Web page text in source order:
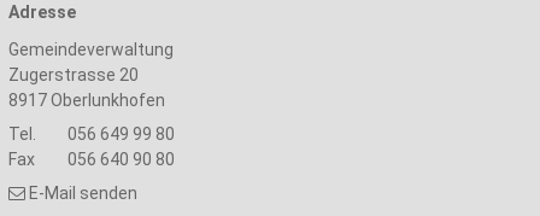
Adresse
Gemeindeverwaltung
Zugerstrasse 20
8917 Oberlunkhofen
Tel.
056 649 99 80
Fax
056 640 90 80
E-Mail senden